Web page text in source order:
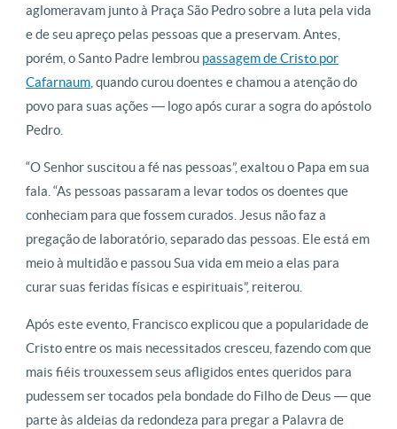
aglomeravam junto à Praça São Pedro sobre a luta pela vida
e de seu apreço pelas pessoas que a preservam. Antes,
porém, o Santo Padre lembrou passagem de Cristo por
Cafarnaum , quando curou doentes e chamou a atenção do
povo para suas ações ― logo após curar a sogra do apóstolo
Pedro.
“O Senhor suscitou a fé nas pessoas”, exaltou o Papa em sua
fala. “As pessoas passaram a levar todos os doentes que
conheciam para que fossem curados. Jesus não faz a
pregação de laboratório, separado das pessoas. Ele está em
meio à multidão e passou Sua vida em meio a elas para
curar suas feridas físicas e espirituais”, reiterou.
Após este evento, Francisco explicou que a popularidade de
Cristo entre os mais necessitados cresceu, fazendo com que
mais fiéis trouxessem seus afligidos entes queridos para
pudessem ser tocados pela bondade do Filho de Deus ― que
parte às aldeias da redondeza para pregar a Palavra de